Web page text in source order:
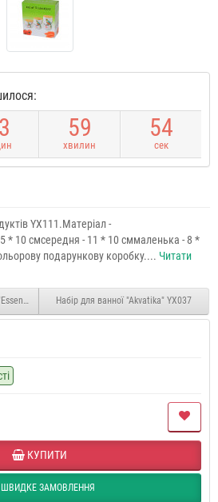
3 59
хвилин
54
сек
YX111.Матеріал -
* 10 смсередня - 11 * 10 сммаленька - 8 *
подарункову коробку.... Читати
YX044Набір для ванної "Akvatika" YX037
КУПИТИ
ШВИДКЕ ЗАМОВЛЕННЯ